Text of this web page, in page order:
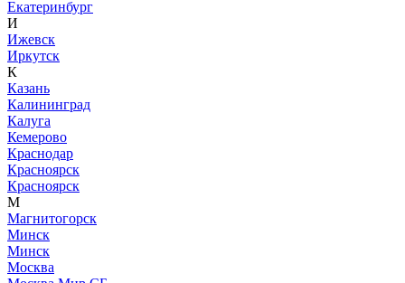
Екатеринбург
И
Ижевск
Иркутск
К
Казань
Калининград
Калуга
Кемерово
Краснодар
Красноярск
Красноярск
М
Магнитогорск
Минск
Минск
Москва